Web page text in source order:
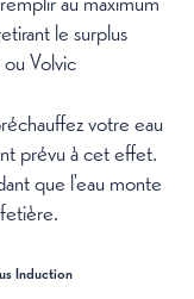
le surplus
Volvic
votre eau
prévu à cet effet.
que l'eau monte
Induction